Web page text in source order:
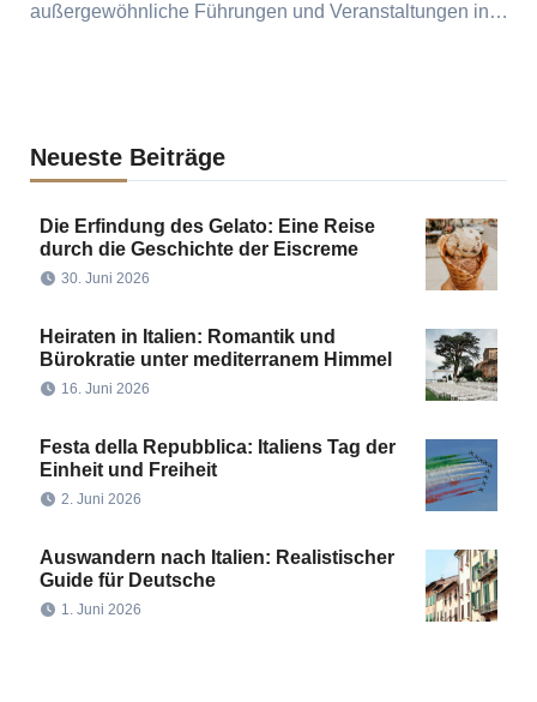
außergewöhnliche Führungen und Veranstaltungen in…
Neueste Beiträge
Die Erfindung des Gelato: Eine Reise
durch die Geschichte der Eiscreme
30. Juni 2026
Heiraten in Italien: Romantik und
Bürokratie unter mediterranem Himmel
16. Juni 2026
Festa della Repubblica: Italiens Tag der
Einheit und Freiheit
2. Juni 2026
Auswandern nach Italien: Realistischer
Guide für Deutsche
1. Juni 2026